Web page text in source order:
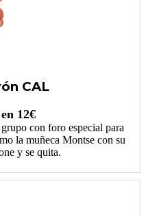
CAL
12€
con foro especial para
la muñeca Montse con su
y se quita.